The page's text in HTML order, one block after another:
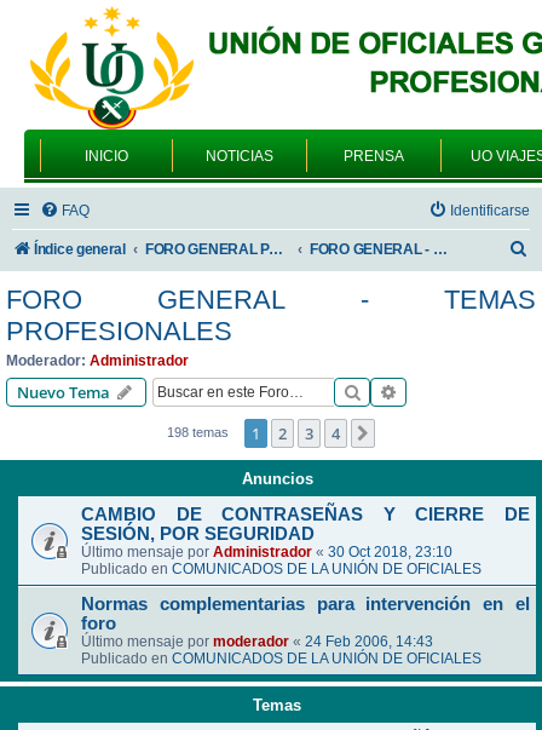
INICIO NOTICIAS PRENSA UO
FAQ Identificarse
Índice general FORO GENERAL PARA TODOS LOS USUARIOS FORO GENERAL - TEMAS PROFESIONALES
s
FORO GENERAL - TEMAS
PROFESIONALES
Moderador: Administrador
Nuevo Tema Buscar
198 temas 1 2 3 4
Anuncios
CAMBIO DE CONTRASEÑAS Y CIERRE DE
SESIÓN, POR SEGURIDAD
Último mensaje por Administrador « 30 Oct 2018, 23:10
Publicado en COMUNICADOS DE LA UNIÓN DE OFICIALES
Normas complementarias para intervención en el
foro
Último mensaje por moderador « 24 Feb 2006, 14:43
Publicado en COMUNICADOS DE LA UNIÓN DE OFICIALES
Temas